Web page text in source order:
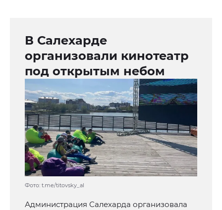
В Салехарде
организовали кинотеатр
под открытым небом
Фото: t.me/titovsky_al
Администрация Салехарда организовала